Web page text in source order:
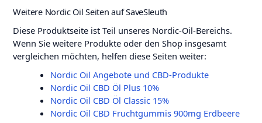
Weitere Nordic Oil Seiten auf SaveSleuth
Diese Produktseite ist Teil unseres Nordic-Oil-Bereichs.
Wenn Sie weitere Produkte oder den Shop insgesamt
vergleichen möchten, helfen diese Seiten weiter:
Nordic Oil Angebote und CBD-Produkte
Nordic Oil CBD Öl Plus 10%
Nordic Oil CBD Öl Classic 15%
Nordic Oil CBD Fruchtgummis 900mg Erdbeere